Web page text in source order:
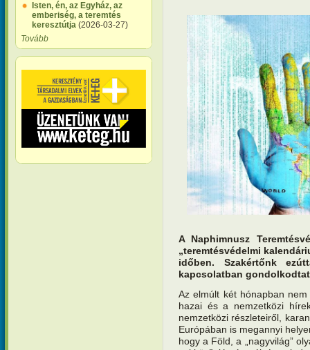
Isten, én, az Egyház, az
emberiség, a teremtés
keresztútja (2026-03-27)
Tovább
A Naphimnusz
„teremtésvédelmi
időben. Szakértőnk
kapcsolatban
Az elmúlt két hónapban
hazai és a nemzetközi
nemzetközi részleteiről,
Európában is megannyi
hogy a Föld, a „nagyvilág”